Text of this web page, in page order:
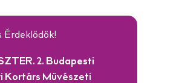
Érdeklődők!
2. Budapesti
Kortárs Művészeti